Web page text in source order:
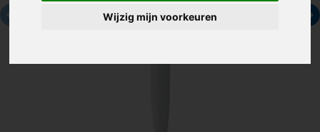
Wijzig mijn voorkeuren